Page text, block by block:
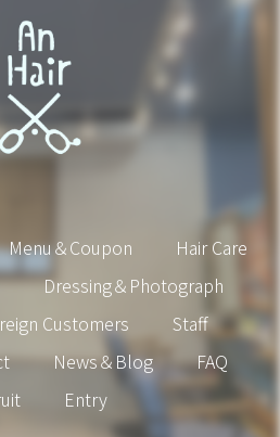
Menu＆Coupon
Hair Care
Dressing＆Photograph
Customers
Staff
News＆Blog
FAQ
Entry